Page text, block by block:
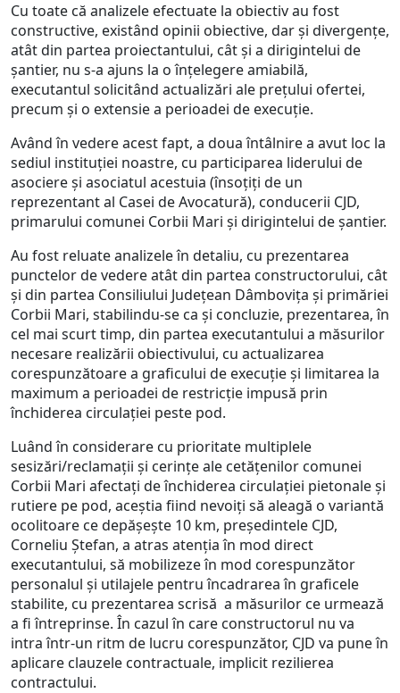
Cu toate că analizele efectuate la obiectiv au fost
constructive, existând opinii obiective, dar și divergențe,
atât din partea proiectantului, cât și a dirigintelui de
șantier, nu s-a ajuns la o înțelegere amiabilă,
executantul solicitând actualizări ale prețului ofertei,
precum și o extensie a perioadei de execuție.
Având în vedere acest fapt, a doua întâlnire a avut loc la
sediul instituției noastre, cu participarea liderului de
asociere și asociatul acestuia (însoțiți de un
reprezentant al Casei de Avocatură), conducerii CJD,
primarului comunei Corbii Mari și dirigintelui de șantier.
Au fost reluate analizele în detaliu, cu prezentarea
punctelor de vedere atât din partea constructorului, cât
și din partea Consiliului Județean Dâmbovița și primăriei
Corbii Mari, stabilindu-se ca și concluzie, prezentarea, în
cel mai scurt timp, din partea executantului a măsurilor
necesare realizării obiectivului, cu actualizarea
corespunzătoare a graficului de execuție și limitarea la
maximum a perioadei de restricție impusă prin
închiderea circulației peste pod.
Luând în considerare cu prioritate multiplele
sesizări/reclamații și cerințe ale cetățenilor comunei
Corbii Mari afectați de închiderea circulației pietonale și
rutiere pe pod, aceștia fiind nevoiți să aleagă o variantă
ocolitoare ce depășește 10 km, președintele CJD,
Corneliu Ștefan, a atras atenția în mod direct
executantului, să mobilizeze în mod corespunzător
personalul și utilajele pentru încadrarea în graficele
stabilite, cu prezentarea scrisă a măsurilor ce urmează
a fi întreprinse. În cazul în care constructorul nu va
intra într-un ritm de lucru corespunzător, CJD va pune în
aplicare clauzele contractuale, implicit rezilierea
contractului.